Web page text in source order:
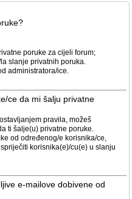
poruke za cijeli forum;
slanje privatnih poruka.
administratora/ice.
ce da mi šalju privatne
pravila, možeš
ti šalje(u) privatne poruke.
od određenog/e korisnika/ce,
korisnika(e)/cu(e) u slanju
e-mailove dobivene od